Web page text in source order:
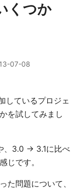
くつか
07-08
しているプロジェ
を試してみまし
、3.0 -> 3.1に比べ
じです。
た問題について、